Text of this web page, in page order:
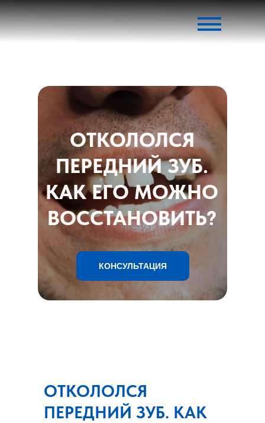
ОТКОЛОЛСЯ
ПЕРЕДНИЙ ЗУБ.
КАК ЕГО МОЖНО
ВОССТАНОВИТЬ?
КОНСУЛЬТАЦИЯ
ОТКОЛОЛСЯ
ПЕРЕДНИЙ ЗУБ. КАК